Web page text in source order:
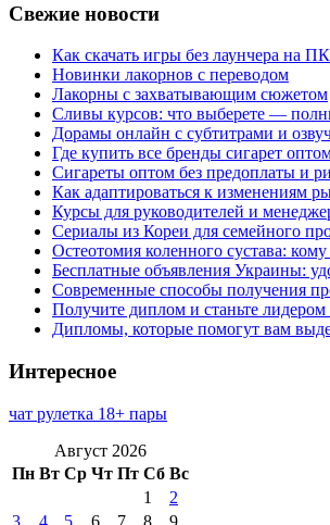
Свежие новости
Как скачать игры без лаунчера на
Новинки лакорнов с переводом
Лакорны с захватывающим сюжетом
Сливы курсов: что выберете —
Дорамы онлайн с субтитрами и
Где купить все бренды сигарет
Сигареты оптом без предоплаты и
Как адаптироваться к изменениям
Курсы для руководителей и
Сериалы из Кореи для семейного
Остеотомия коленного сустава:
Бесплатные объявления Украины:
Современные способы получения
Получите диплом и станьте лидером
Дипломы, которые помогут вам
Интересное
чат рулетка 18+ пары
Август 2026
Пн Вт Ср Чт Пт Сб Вс
1
2
3
4 5 6 7 8 9